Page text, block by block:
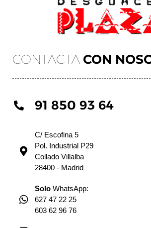
CONTACTA CON
91 850 93 64
C/ Escofina 5
Pol. Industrial P29
Collado Villalba
28400 - Madrid
Solo WhatsApp:
627 47 22 25
603 62 96 76